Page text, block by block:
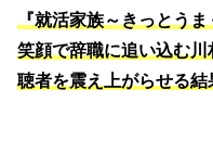
『就活家族～きっとう
笑顔で辞職に追い込む
聴者を震え上がらせる結